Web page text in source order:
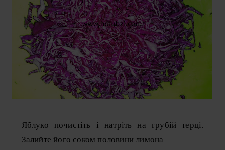
Яблуко почистіть і натріть на грубій терці.
Залийте його соком половини лимона